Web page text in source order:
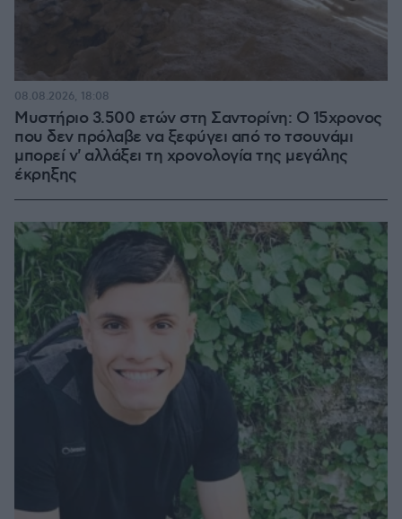
Μυστήριο 3.500 ετών στη Σαντορίνη: Ο 15χρονος
που δεν πρόλαβε να ξεφύγει από το τσουνάμι
μπορεί ν' αλλάξει τη χρονολογία της μεγάλης
έκρηξης
08.08.2026, 18:08